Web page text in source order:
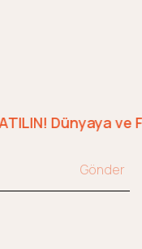
Dünyaya ve
Gönder